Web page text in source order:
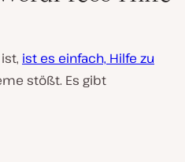
ist es einfach, Hilfe zu
stößt. Es gibt